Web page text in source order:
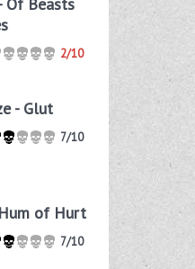
2/10
- Glut
7/10
of Hurt
7/10